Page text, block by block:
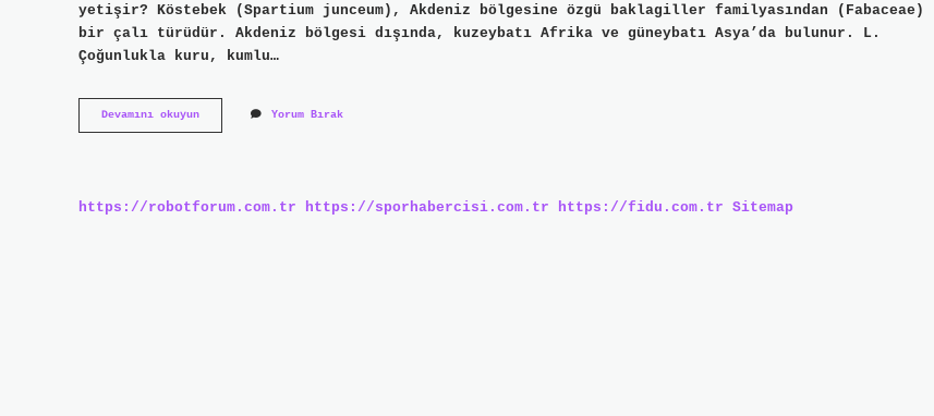
yetişir? Köstebek (Spartium junceum), Akdeniz bölgesine özgü baklagiller familyasından (Fabaceae)
bir çalı türüdür. Akdeniz bölgesi dışında, kuzeybatı Afrika ve güneybatı Asya’da bulunur. L.
Çoğunlukla kuru, kumlu…
Devamını okuyunKatırtırnağı
Nasıl
Yorum Bırak
https://robotforum.com.tr https://sporhabercisi.com.tr https://fidu.com.tr Sitemap